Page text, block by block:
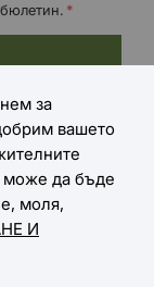
за
вашето
може да бъде
моля,
И